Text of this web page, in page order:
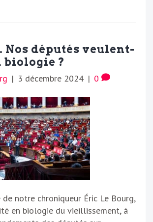
Nos députés veulent-
?
| 3 décembre 2024 | 0
de notre chroniqueur Éric Le Bourg,
en biologie du vieillissement, à